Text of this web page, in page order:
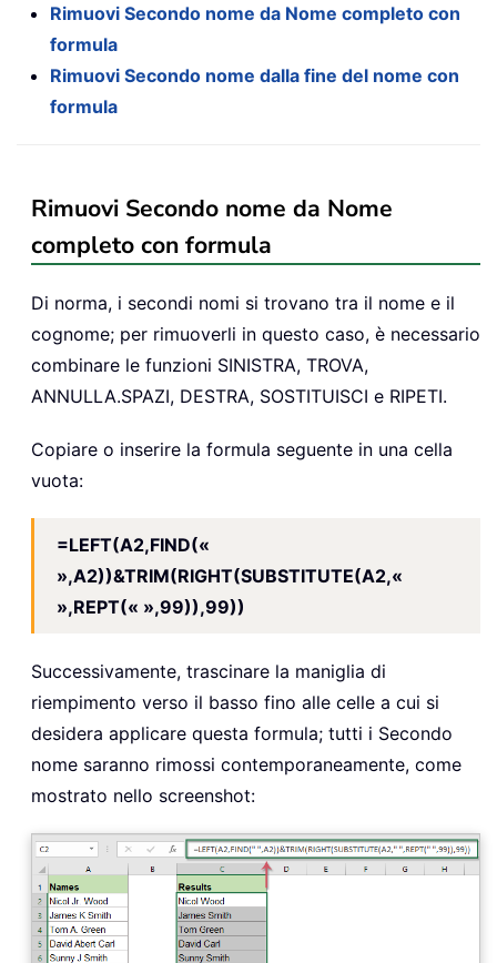
Rimuovi Secondo nome da Nome completo con
formula
Rimuovi Secondo nome dalla fine del nome con
formula
Rimuovi Secondo nome da Nome
completo con formula
Di norma, i secondi nomi si trovano tra il nome e il
cognome; per rimuoverli in questo caso, è necessario
combinare le funzioni SINISTRA, TROVA,
ANNULLA.SPAZI, DESTRA, SOSTITUISCI e RIPETI.
Copiare o inserire la formula seguente in una cella
vuota:
=LEFT(A2,FIND(«
»,A2))&TRIM(RIGHT(SUBSTITUTE(A2,«
»,REPT(« »,99)),99))
Successivamente, trascinare la maniglia di
riempimento verso il basso fino alle celle a cui si
desidera applicare questa formula; tutti i Secondo
nome saranno rimossi contemporaneamente, come
mostrato nello screenshot: